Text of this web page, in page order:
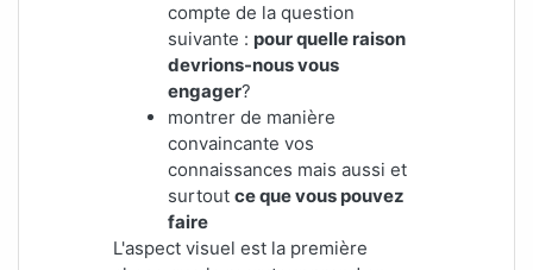
compte de la question
suivante : pour quelle raison
devrions-nous vous
engager?
montrer de manière
convaincante vos
connaissances mais aussi et
surtout ce que vous pouvez
faire
L'aspect visuel est la première